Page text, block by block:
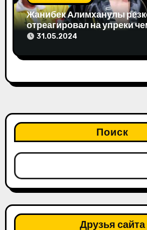
Жанибек Алимханулы
отреагировал на упреки
мира
31.05.2024
Поиск
Друзья сайта